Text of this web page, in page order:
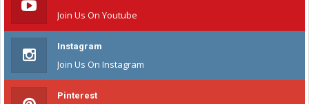
Join Us On Youtube
Instagram
Join Us On Instagram
Pinterest